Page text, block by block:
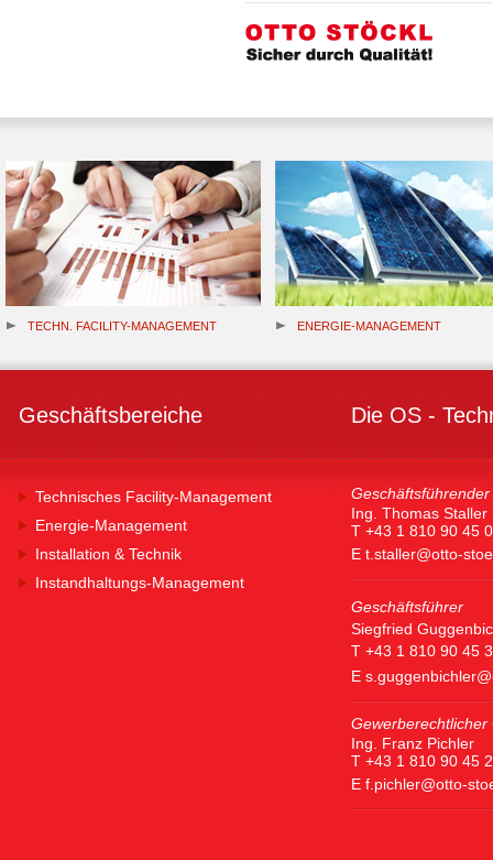
TECHN. FACILITY-MANAGEMENT ENERGIE-MANAGEMENT
Geschäftsbereiche Die OS -
Technisches Facility-Management
Energie-Management
Installation & Technik
Instandhaltungs-Management
Ing. Thomas Staller
T +43 1 810 90 45 0
E t.staller@otto-
Geschäftsführer
Siegfried
T +43 1 810 90 45
E
Gewerberechtlicher
Ing. Franz Pichler
T +43 1 810 90 45
E f.pichler@otto-